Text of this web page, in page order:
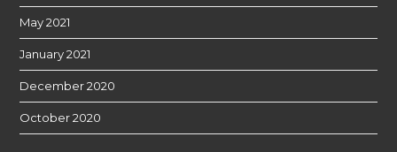
May 2021
January 2021
December 2020
October 2020